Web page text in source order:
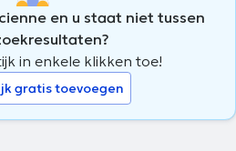
en u staat niet tussen
in enkele klikken toe!
gratis toevoegen